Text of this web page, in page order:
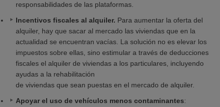
responsabilidades de las plataformas.
Incentivos fiscales al alquiler. Para aumentar la oferta del
alquiler, hay que sacar al mercado las viviendas que en la
actualidad se encuentran vacías. La solución no es elevar los
impuestos sobre ellas, sino estimular a través de deducciones
fiscales el alquiler de viviendas a los particulares, incluyendo
ayudas a la rehabilitación
de viviendas que sean puestas en el mercado de alquiler.
Apoyar el uso de vehículos menos contaminantes: